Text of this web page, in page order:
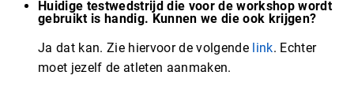
Huidige testwedstrijd die voor de workshop wordt
gebruikt is handig. Kunnen we die ook krijgen?
Ja dat kan. Zie hiervoor de volgende link. Echter
moet jezelf de atleten aanmaken.